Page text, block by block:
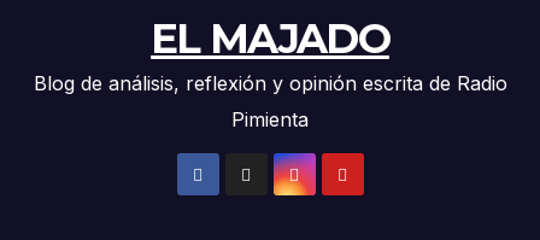
EL MAJADO
Blog de análisis, reflexión y opinión escrita de Radio
Pimienta